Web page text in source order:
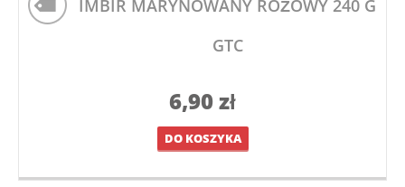
IMBIR MARYNOWANY RÓŻOWY 240 G
GTC
6,90zł
DO KOSZYKA